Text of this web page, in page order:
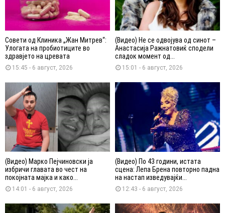
Совети од Клиника „Жан Митрев“:
Улогата на пробиотиците во
здравјето на цревата
15:45 - 6 август, 2026
(Видео) Не се одвојува од синот –
Анастасија Ражнатовиќ сподели
сладок момент од...
15:01 - 6 август, 2026
(Видео) Марко Пејчиновски ја
избричи главата во чест на
покојната мајка и како...
14:01 - 6 август, 2026
(Видео) По 43 години, истата
сцена: Лепа Брена повторно падна
на настап изведувајќи...
12:43 - 6 август, 2026